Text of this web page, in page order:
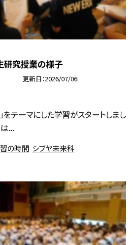
究授業の様子
更新日 2026/07/06
をテーマにした学習がスタートしまし
...
の時間 シブヤ未来科